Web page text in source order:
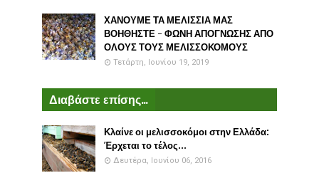
ΧΑΝΟΥΜΕ ΤΑ ΜΕΛΙΣΣΙΑ ΜΑΣ
ΒΟΗΘΗΣΤΕ - ΦΩΝΗ ΑΠΟΓΝΩΣΗΣ ΑΠΟ
ΟΛΟΥΣ ΤΟΥΣ ΜΕΛΙΣΣΟΚΟΜΟΥΣ
Τετάρτη, Ιουνίου 19, 2019
Διαβάστε επίσης...
Κλαίνε οι μελισσοκόμοι στην Ελλάδα:
Έρχεται το τέλος...
Δευτέρα, Ιουνίου 06, 2016